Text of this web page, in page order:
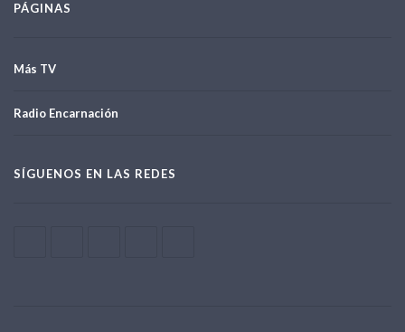
PÁGINAS
Más TV
Radio Encarnación
SÍGUENOS EN LAS REDES